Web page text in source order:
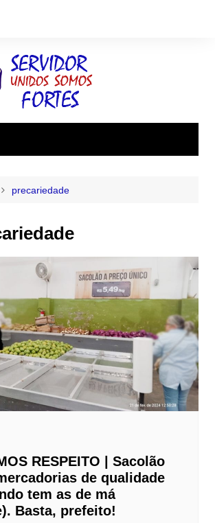
precariedade
RESPEITO | Sacolão
de qualidade
tem as de má
Basta, prefeito!